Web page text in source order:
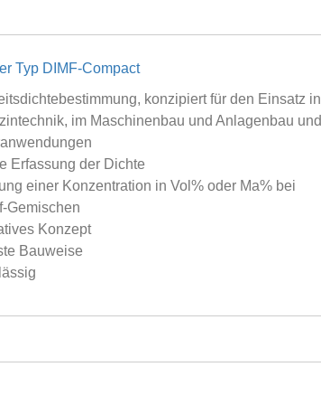
Typ DIMF-Compact
konzipiert für den Einsatz in
im Maschinenbau und Anlagenbau und
Erfassung der Dichte
einer Konzentration in Vol% oder Ma% bei
Gemischen
Konzept
Bauweise